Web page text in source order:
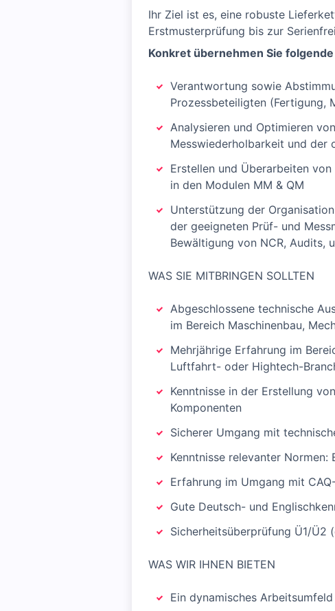
Ihr Ziel ist es, eine robuste
Erstmusterprüfung bis zur
Konkret übernehmen Sie
Verantwortung sowie
Prozessbeteiligten (Fertigung,
Analysieren und Optimieren
Messwiederholbarkeit und der
Erstellen und Überarbeiten
in den Modulen MM & QM
Unterstützung der
der geeigneten Prüf- und
Bewältigung von NCR, Audits,
WAS SIE MITBRINGEN SOLLTEN
Abgeschlossene technische
im Bereich Maschinenbau,
Mehrjährige Erfahrung im
Luftfahrt- oder Hightech-
Kenntnisse in der Erstellung
Komponenten
Sicherer Umgang mit
Kenntnisse relevanter Normen:
Erfahrung im Umgang mit
Gute Deutsch- und
Sicherheitsüberprüfung Ü1/Ü2
WAS WIR IHNEN BIETEN
Ein dynamisches